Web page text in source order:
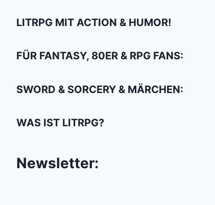
LITRPG MIT ACTION & HUMOR!
FÜR FANTASY, 80ER & RPG FANS:
SWORD & SORCERY & MÄRCHEN:
WAS IST LITRPG?
Newsletter: